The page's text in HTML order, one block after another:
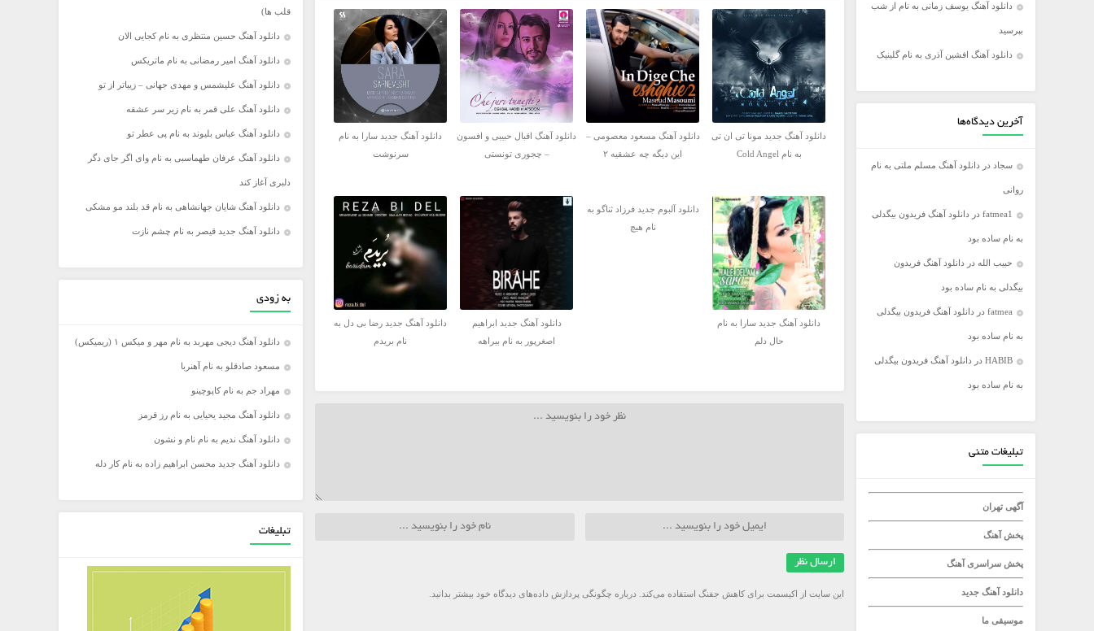
مجید خراطها
محسن ابراهیم زاده
محسن یگانه
محمد رضا گلزار
محمد علیزاده
مرتضی اشرفی
مرتضی سرمدی
مهدی جهانی
مهدی یغمایی
میثم ابراهیمی
میلاد راستاد
دانلود آهنگ یوسف زمانی به نام از شب
بپرسید
دانلود آهنگ افشین آذری به نام گلینیک
آخرین دیدگاه‌ها
سجاد در دانلود آهنگ مسلم ملتی به نام
روانی
fatmea1 در دانلود آهنگ فریدون بیگدلی
به نام ساده بود
حبیب الله در دانلود آهنگ فریدون
بیگدلی به نام ساده بود
fatmea در دانلود آهنگ فریدون بیگدلی
به نام ساده بود
HABIB در دانلود آهنگ فریدون بیگدلی
به نام ساده بود
تبلیغات متنی
آگهی تهران
پخش آهنگ
پخش سراسری آهنگ
دانلود آهنگ جدید
موسیقی ما
دانلود آهنگ جدید مونا تی ان تی
به نام Cold Angel
دانلود آهنگ مسعود معصومی –
این دیگه چه عشقیه ۲
دانلود آهنگ اقبال حبیبی و افسون
– چجوری تونستی
دانلود آهنگ جدید سارا به نام
سرنوشت
دانلود آهنگ جدید سارا به نام
حال دلم
دانلود آلبوم جدید فرزاد ثناگو به
نام هیچ
دانلود آهنگ جدید ابراهیم
اصغرپور به نام بیراهه
دانلود آهنگ جدید رضا بی دل به
نام بریدم
این سایت از اکیسمت برای کاهش جفنگ استفاده می‌کند. درباره چگونگی پردازش داده‌های دیدگاه خود بیشتر بدانید.
قلب ها)
دانلود آهنگ حسین منتظری به نام کجایی الان
دانلود آهنگ امیر رمضانی به نام ماتریکس
دانلود آهنگ علیشمس و مهدی جهانی – زیباتر از تو
دانلود آهنگ علی قمر به نام زیر سر عشقه
دانلود آهنگ عباس بلیوند به نام پی عطر تو
دانلود آهنگ عرفان طهماسبی به نام وای اگر جای دگر
دلبری آغاز کند
دانلود آهنگ شایان جهانشاهی به نام قد بلند مو مشکی
دانلود آهنگ جدید قیصر به نام چشم نازت
به زودی
دانلود آهنگ دیجی مهربد به نام مهر و میکس ۱ (ریمیکس)
مسعود صادقلو به نام آهنربا
مهراد جم به نام کاپوچینو
دانلود آهنگ مجید یحیایی به نام رز قرمز
دانلود آهنگ ندیم به نام نام و نشون
دانلود آهنگ جدید محسن ابراهیم زاده به نام کار دله
تبلیغات